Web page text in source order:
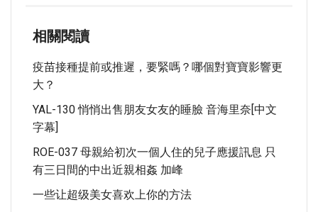
相關閱讀
疫苗接種提前或推遲，要緊嗎？哪個對寶寶影響更
大？
YAL-130 悄悄出售朋友女友的睡臉 音海里奈[中文
字幕]
ROE-037 母親給初次一個人住的兒子應援訊息 只
有三日間的中出近親相姦 加峰
一些让超级美女喜欢上你的方法